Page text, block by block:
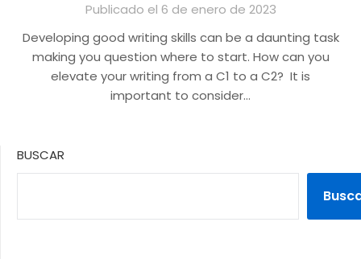
Publicado el 6 de enero de 2023
Developing good writing skills can be a daunting task
making you question where to start. How can you
elevate your writing from a C1 to a C2? It is
important to consider…
BUSCAR